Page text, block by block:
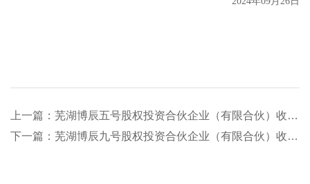
上一篇：芜湖博辰五号股权投资合伙企业（有限合伙）收益分配通知书
下一篇：芜湖博辰九号股权投资合伙企业（有限合伙）收益分配通知书